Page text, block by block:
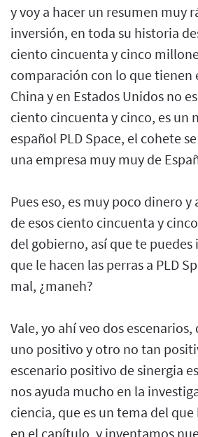
y voy a hacer un resumen muy
inversión, en toda su historia
ciento cincuenta y cinco
comparación con lo que tienen
China y en Estados Unidos no
ciento cincuenta y cinco, es un
español PLD Space, el cohete
una empresa muy muy de
Pues eso, es muy poco dinero
de esos ciento cincuenta y
del gobierno, así que te
que le hacen las perras a PLD
mal, ¿maneh?
Vale, yo ahí veo dos escenarios,
uno positivo y otro no tan
escenario positivo de sinergia
nos ayuda mucho en la
ciencia, que es un tema del
en el capítulo, y inventamos